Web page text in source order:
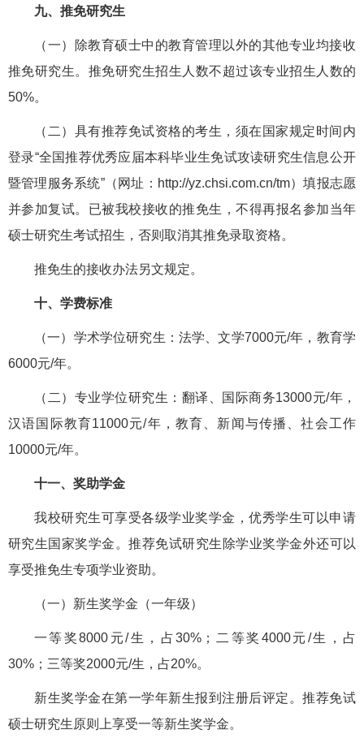
九、推免研究生
（一）除教育硕士中的教育管理以外的其他专业均接收
推免研究生。推免研究生招生人数不超过该专业招生人数的
50%。
（二）具有推荐免试资格的考生，须在国家规定时间内
登录“全国推荐优秀应届本科毕业生免试攻读研究生信息公开
暨管理服务系统”（网址：http://yz.chsi.com.cn/tm）填报志愿
并参加复试。已被我校接收的推免生，不得再报名参加当年
硕士研究生考试招生，否则取消其推免录取资格。
推免生的接收办法另文规定。
十、学费标准
（一）学术学位研究生：法学、文学7000元/年，教育学
6000元/年。
（二）专业学位研究生：翻译、国际商务13000元/年，
汉语国际教育11000元/年，教育、新闻与传播、社会工作
10000元/年。
十一、奖助学金
我校研究生可享受各级学业奖学金，优秀学生可以申请
研究生国家奖学金。推荐免试研究生除学业奖学金外还可以
享受推免生专项学业资助。
（一）新生奖学金（一年级）
一等奖8000元/生，占30%；二等奖4000元/生，占
30%；三等奖2000元/生，占20%。
新生奖学金在第一学年新生报到注册后评定。推荐免试
硕士研究生原则上享受一等新生奖学金。